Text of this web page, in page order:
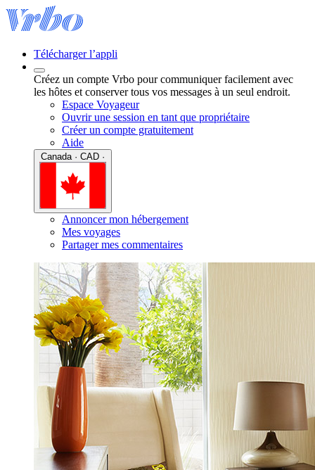
Télécharger l’appli
Créez un compte Vrbo pour communiquer facilement avec
les hôtes et conserver tous vos messages à un seul endroit.
Espace Voyageur
Ouvrir une session en tant que propriétaire
Créer un compte gratuitement
Aide
Annoncer mon hébergement
Mes voyages
Partager mes commentaires